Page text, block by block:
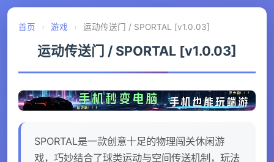
首页 › 游戏 › 运动传送门 / SPORTAL [v1.0.03]
运动传送门 / SPORTAL [v1.0.03]
SPORTAL是一款创意十足的物理闯关休闲游
戏，巧妙结合了球类运动与空间传送机制，玩法